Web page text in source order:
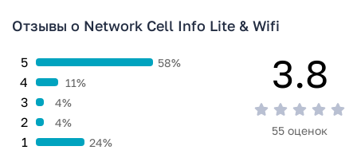
Отзывы о Network Cell Info Lite & Wifi
1 24%
2 4%
3 4%
4 11%
5 58% 3.8
55 оценок